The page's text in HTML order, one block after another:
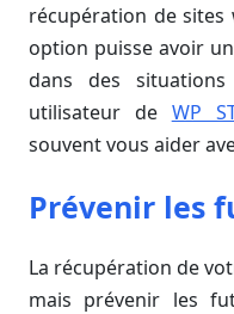
récupération de sites
option puisse avoir
dans des
utilisateur de WP
souvent vous aider
Prévenir les
La récupération de
mais prévenir les